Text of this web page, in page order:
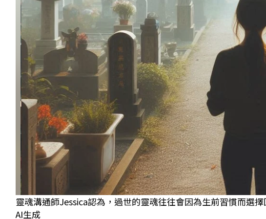
靈魂溝通師Jessica認為，過世的靈魂往往會因為生前習慣而選
AI生成